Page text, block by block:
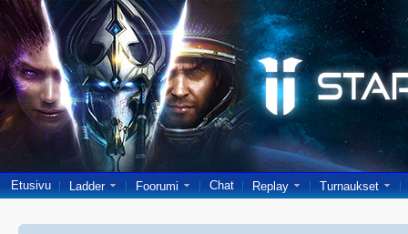
Etusivu Ladder Foorumi Chat Replay Turnaukset